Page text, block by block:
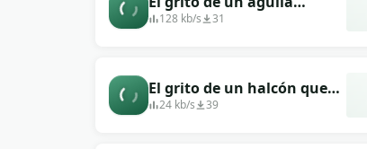
volando
128 kb/s 31
El grito de un halcón que
sobrevuela a su presa.
24 kb/s 39